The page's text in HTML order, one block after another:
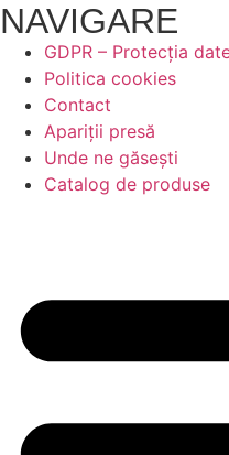
NAVIGARE
GDPR – Protecția
Politica cookies
Contact
Apariții presă
Unde ne găsești
Catalog de produse